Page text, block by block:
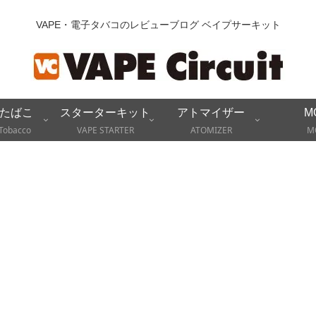
VAPE・電子タバコのレビューブログ ベイプサーキット
ばこ
スターターキット
VAPE STARTER
アトマイザー
ATOMIZER